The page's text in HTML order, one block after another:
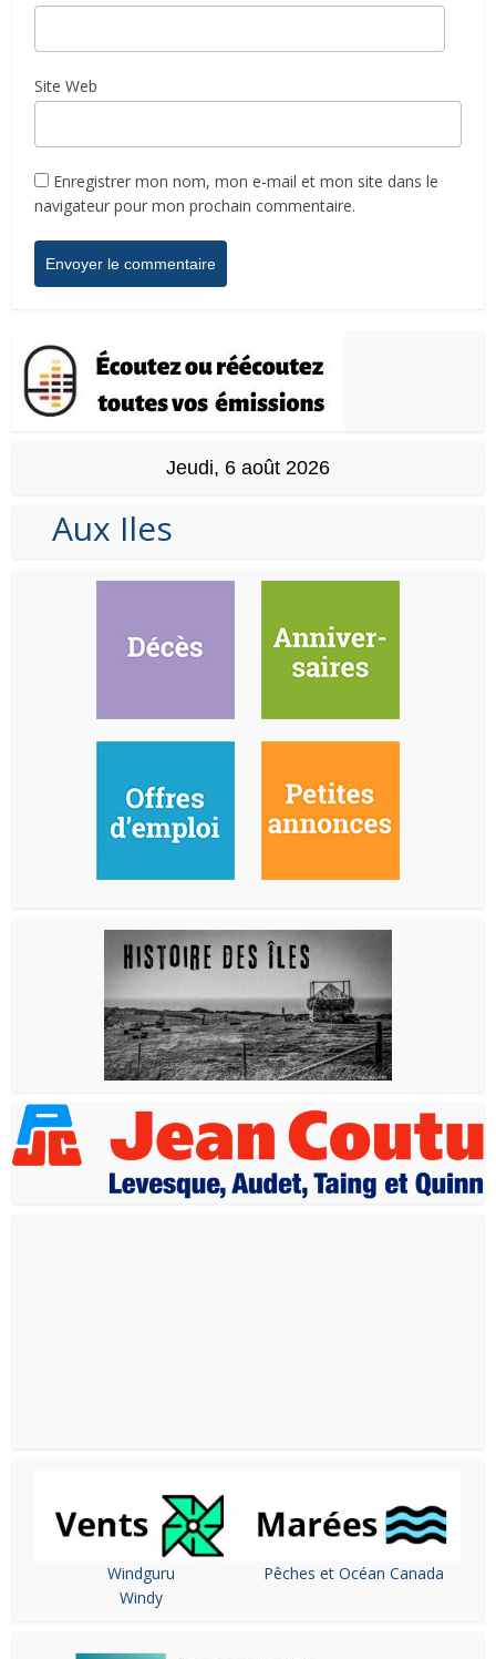
Site Web
Enregistrer mon nom, mon e-mail et mon site dans le
navigateur pour mon prochain commentaire.
Jeudi, 6 août 2026
Aux Iles
Windguru
Windy
Pêches et Océan Canada